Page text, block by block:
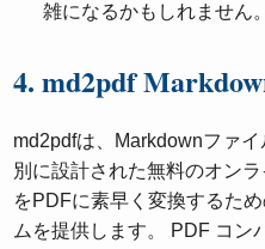
雑になるかもしれません。
4. md2pdf
md2pdfは、Markdownファ
別に設計された無料のオン
をPDFに素早く変換するた
ムを提供します。 PDF コン